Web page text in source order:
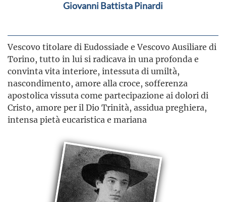
Giovanni Battista Pinardi
Vescovo titolare di Eudossiade e Vescovo Ausiliare di
Torino, tutto in lui si radicava in una profonda e
convinta vita interiore, intessuta di umiltà,
nascondimento, amore alla croce, sofferenza
apostolica vissuta come partecipazione ai dolori di
Cristo, amore per il Dio Trinità, assidua preghiera,
intensa pietà eucaristica e mariana